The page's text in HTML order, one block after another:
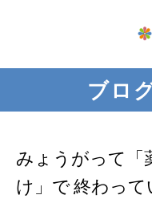
ブロ
みょうがって「
け」で 終わっ